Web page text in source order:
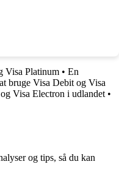
Visa Platinum • En
bruge Visa Debit og Visa
Visa Electron i udlandet •
og tips, så du kan